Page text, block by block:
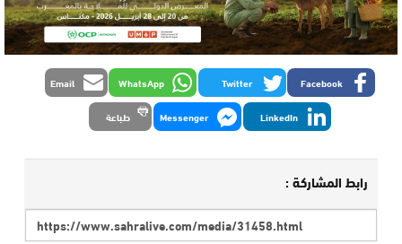
Facebook
Twitter
WhatsApp
Email
LinkedIn
Messenger طباعة
رابط المشاركة :